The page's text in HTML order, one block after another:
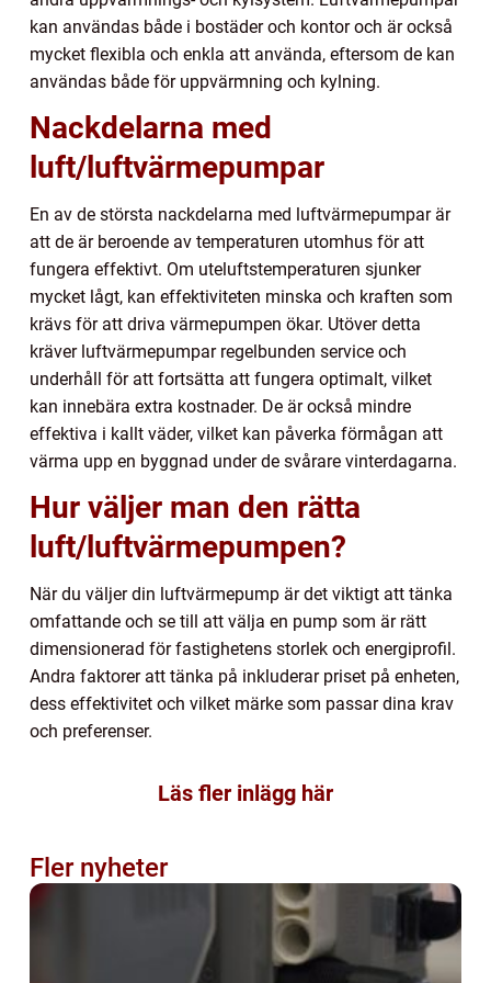
kan användas både i bostäder och kontor och är också
mycket flexibla och enkla att använda, eftersom de kan
användas både för uppvärmning och kylning.
Nackdelarna med
luft/luftvärmepumpar
En av de största nackdelarna med luftvärmepumpar är
att de är beroende av temperaturen utomhus för att
fungera effektivt. Om uteluftstemperaturen sjunker
mycket lågt, kan effektiviteten minska och kraften som
krävs för att driva värmepumpen ökar. Utöver detta
kräver luftvärmepumpar regelbunden service och
underhåll för att fortsätta att fungera optimalt, vilket
kan innebära extra kostnader. De är också mindre
effektiva i kallt väder, vilket kan påverka förmågan att
värma upp en byggnad under de svårare vinterdagarna.
Hur väljer man den rätta
luft/luftvärmepumpen?
När du väljer din luftvärmepump är det viktigt att tänka
omfattande och se till att välja en pump som är rätt
dimensionerad för fastighetens storlek och energiprofil.
Andra faktorer att tänka på inkluderar priset på enheten,
dess effektivitet och vilket märke som passar dina krav
och preferenser.
Läs fler inlägg här
Fler nyheter